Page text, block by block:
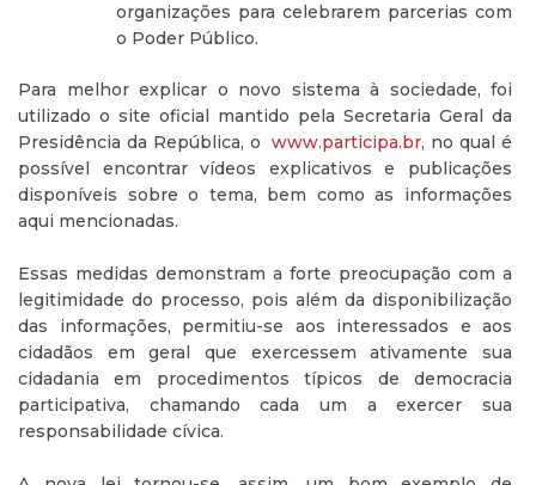
organizações para celebrarem parcerias com
o Poder Público.
Para melhor explicar o novo sistema à sociedade, foi
utilizado o site oficial mantido pela Secretaria Geral da
Presidência da República, owww.participa.br, no qual é
possível encontrar vídeos explicativos e publicações
disponíveis sobre o tema, bem como as informações
aqui mencionadas.
Essas medidas demonstram a forte preocupação com a
legitimidade do processo, pois além da disponibilização
das informações, permitiu-se aos interessados e aos
cidadãos em geral que exercessem ativamente sua
cidadania em procedimentos típicos de democracia
participativa, chamando cada um a exercer sua
responsabilidade cívica.